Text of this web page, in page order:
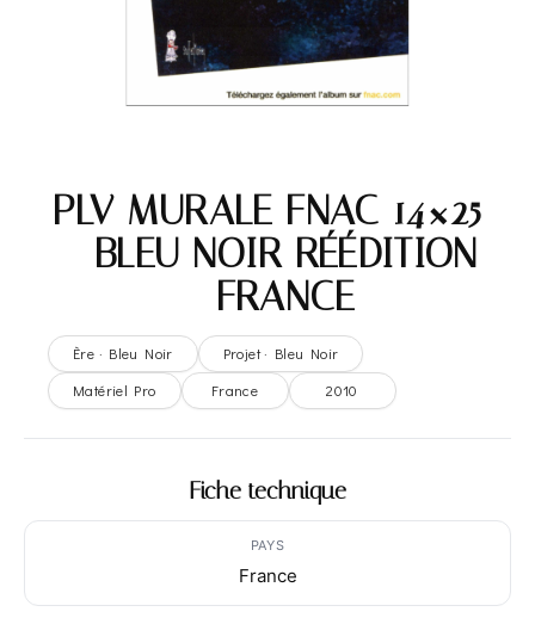
PLV MURALE FNAC 14×25
– BLEU NOIR RÉÉDITION
– FRANCE
Ère · Bleu Noir
Projet · Bleu Noir
Matériel Pro
France 2010
Fiche technique
PAYS
France